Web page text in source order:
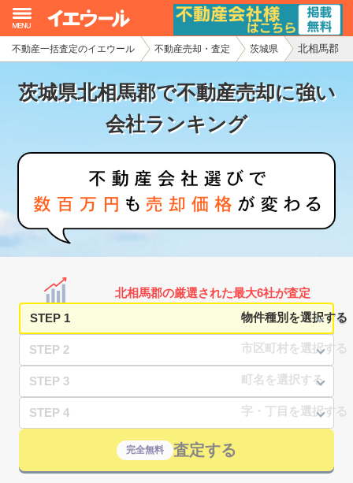
不動産一括査定のイエウール 不動産売却・査定 茨城県 北相馬郡
茨城県北相馬郡で不動産売却に強い
会社ランキング
北相馬郡の厳選された最大6社が査定
STEP 1
STEP 2
STEP 3
STEP 4
完全無料 査定する
イエウール加盟希望の不動産会社様
初めての方へ
不動産の売却・一括査定
家査定シミュレーター
お問い合わせ